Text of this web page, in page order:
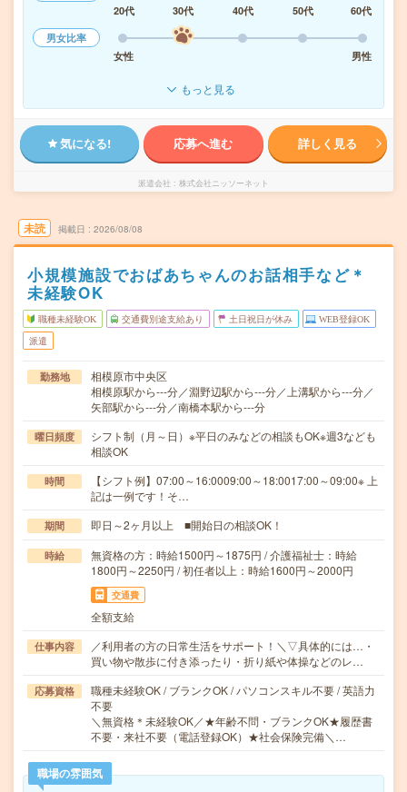
20代
30代 40代 50代
60代
男女比率
女性
男性
もっと見る
気になる! 応募へ進む 詳しく見る
派遣会社 株式会社ニッソーネット
未読 掲載日 2026/08/08
小規模施設でおばあちゃんのお話相手など＊
未経験OK
職種未経験OK 交通費別途支給あり 土日祝日が休み WEB登録OK
派遣
勤務地
相模原市中央区
相模原駅から---分／淵野辺駅から---分／上溝駅から---分／
矢部駅から---分／南橋本駅から---分
曜日頻度
シフト制（月～日）※平日のみなどの相談もOK※週3なども
相談OK
時間
【シフト例】07:00～16:0009:00～18:0017:00～09:00※ 上
記は一例です！そ…
期間 即日～2ヶ月以上 ■開始日の相談OK！
時給
無資格の方：時給1500円～1875円 / 介護福祉士：時給
1800円～2250円 / 初任者以上：時給1600円～2000円
交通費
全額支給
仕事内容
／利用者の方の日常生活をサポート！＼▽具体的には…・
買い物や散歩に付き添ったり・折り紙や体操などのレ…
応募資格
職種未経験OK / ブランクOK / パソコンスキル不要 / 英語力
不要
＼無資格＊未経験OK／★年齢不問・ブランクOK★履歴書
不要・来社不要（電話登録OK）★社会保険完備＼…
職場の雰囲気